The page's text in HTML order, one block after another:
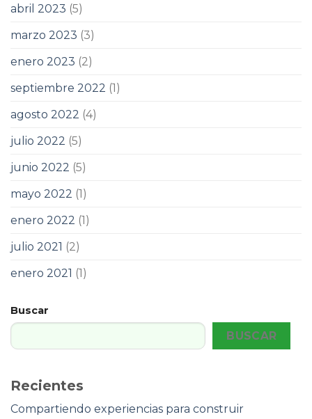
abril 2023 (5)
marzo 2023 (3)
enero 2023 (2)
septiembre 2022 (1)
agosto 2022 (4)
julio 2022 (5)
junio 2022 (5)
mayo 2022 (1)
enero 2022 (1)
julio 2021 (2)
enero 2021 (1)
Buscar
BUSCAR
Recientes
Compartiendo experiencias para construir